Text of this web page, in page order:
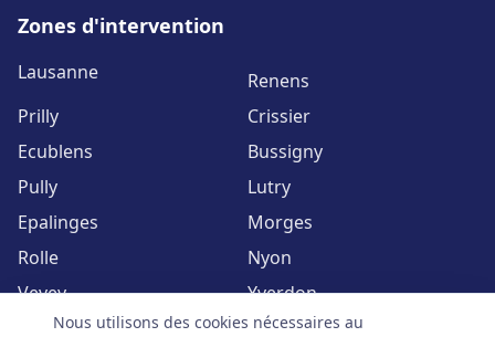
Zones d'intervention
Lausanne
Renens
Prilly
Crissier
Ecublens
Bussigny
Pully
Lutry
Epalinges
Morges
Rolle
Nyon
Vevey
Yverdon
Nous utilisons des cookies nécessaires au